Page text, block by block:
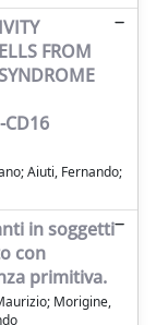
FROM
CD16
Aiuti, Fernando;
in soggetti
con
primitiva.
Morigine,